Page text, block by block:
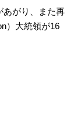
あがり、また再
）大統領が16